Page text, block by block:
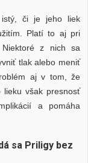
či je jeho liek
Platí to aj pri
Niektoré z nich sa
tlak alebo meniť
aj v tom, že
lieku však presnosť
a pomáha
sa Priligy bez